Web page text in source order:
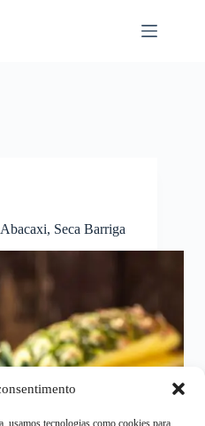
usamos tecnologias como cookies para
Seca Barriga